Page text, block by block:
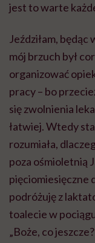
jest to warte
Jeździłam, będąc
mój brzuch był
organizować
pracy – bo
się zwolnienia
łatwiej. Wtedy
rozumiała,
poza ośmioletnią
pięciomiesięczne
podróżuję z
toalecie w
„Boże, co